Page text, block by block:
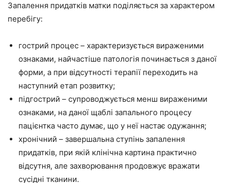
Запалення придатків матки поділяється за характером
перебігу:
гострий процес – характеризується вираженими
ознаками, найчастіше патологія починається з даної
форми, а при відсутності терапії переходить на
наступний етап розвитку;
підгострий – супроводжується менш вираженими
ознаками, на даної щаблі запального процесу
пацієнтка часто думає, що у неї настає одужання;
хронічний – завершальна ступінь запалення
придатків, при якій клінічна картина практично
відсутня, але захворювання продовжує вражати
сусідні тканини.